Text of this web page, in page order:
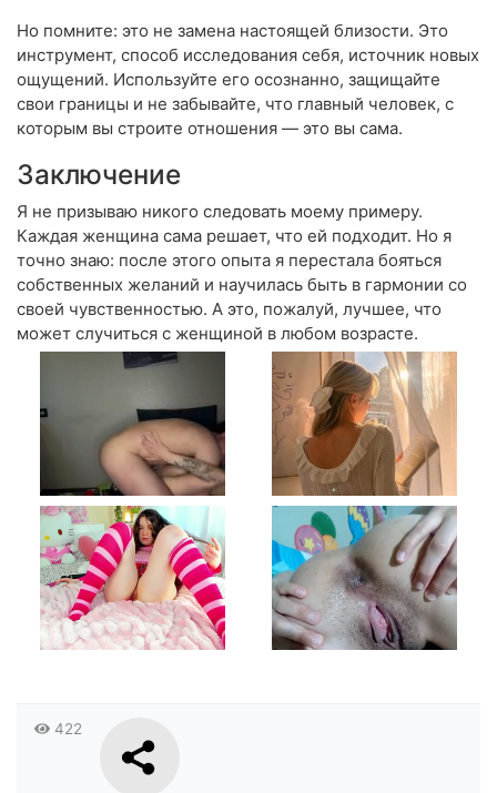
Но помните: это не замена настоящей близости. Это
инструмент, способ исследования себя, источник новых
ощущений. Используйте его осознанно, защищайте
свои границы и не забывайте, что главный человек, с
которым вы строите отношения — это вы сама.
Заключение
Я не призываю никого следовать моему примеру.
Каждая женщина сама решает, что ей подходит. Но я
точно знаю: после этого опыта я перестала бояться
собственных желаний и научилась быть в гармонии со
своей чувственностью. А это, пожалуй, лучшее, что
может случиться с женщиной в любом возрасте.
422